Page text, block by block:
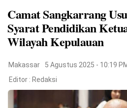
Camat Sangkarrang
Syarat Pendidikan
Wilayah Kepulauan
Makassar
5 Agustus 2025 - 10:19
Editor : Redaksi